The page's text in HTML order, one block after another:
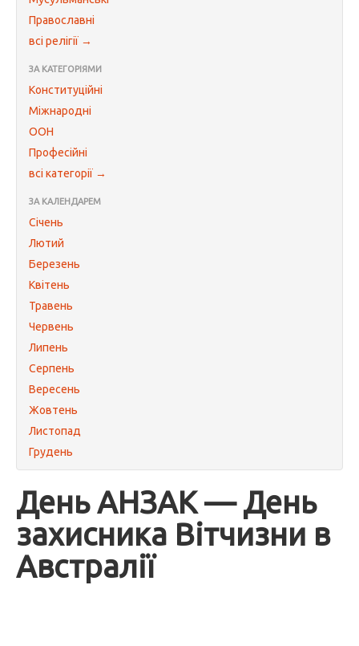
Православні
всі релігії →
ЗА КАТЕГОРІЯМИ
Конституційні
Міжнародні
ООН
Професійні
всі категорії →
ЗА КАЛЕНДАРЕМ
Січень
Лютий
Березень
Квітень
Травень
Червень
Липень
Серпень
Вересень
Жовтень
Листопад
Грудень
День АНЗАК — День
захисника Вітчизни в
Австралії